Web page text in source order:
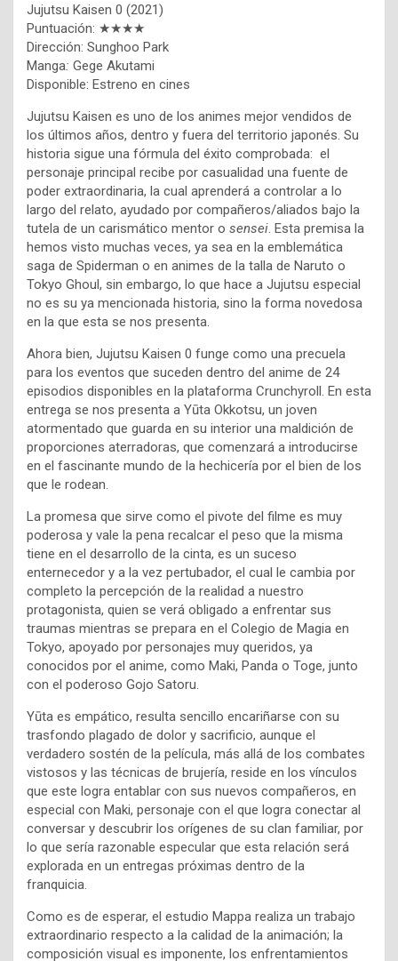
Jujutsu Kaisen 0 (2021)
Puntuación: ★★★★
Dirección: Sunghoo Park
Manga: Gege Akutami
Disponible: Estreno en cines
Jujutsu Kaisen es uno de los animes mejor vendidos de
los últimos años, dentro y fuera del territorio japonés. Su
historia sigue una fórmula del éxito comprobada: el
personaje principal recibe por casualidad una fuente de
poder extraordinaria, la cual aprenderá a controlar a lo
largo del relato, ayudado por compañeros/aliados bajo la
tutela de un carismático mentor o sensei. Esta premisa la
hemos visto muchas veces, ya sea en la emblemática
saga de Spiderman o en animes de la talla de Naruto o
Tokyo Ghoul, sin embargo, lo que hace a Jujutsu especial
no es su ya mencionada historia, sino la forma novedosa
en la que esta se nos presenta.
Ahora bien, Jujutsu Kaisen 0 funge como una precuela
para los eventos que suceden dentro del anime de 24
episodios disponibles en la plataforma Crunchyroll. En esta
entrega se nos presenta a Yūta Okkotsu, un joven
atormentado que guarda en su interior una maldición de
proporciones aterradoras, que comenzará a introducirse
en el fascinante mundo de la hechicería por el bien de los
que le rodean.
La promesa que sirve como el pivote del filme es muy
poderosa y vale la pena recalcar el peso que la misma
tiene en el desarrollo de la cinta, es un suceso
enternecedor y a la vez pertubador, el cual le cambia por
completo la percepción de la realidad a nuestro
protagonista, quien se verá obligado a enfrentar sus
traumas mientras se prepara en el Colegio de Magia en
Tokyo, apoyado por personajes muy queridos, ya
conocidos por el anime, como Maki, Panda o Toge, junto
con el poderoso Gojo Satoru.
Yūta es empático, resulta sencillo encariñarse con su
trasfondo plagado de dolor y sacrificio, aunque el
verdadero sostén de la película, más allá de los combates
vistosos y las técnicas de brujería, reside en los vínculos
que este logra entablar con sus nuevos compañeros, en
especial con Maki, personaje con el que logra conectar al
conversar y descubrir los orígenes de su clan familiar, por
lo que sería razonable especular que esta relación será
explorada en un entregas próximas dentro de la
franquicia.
Como es de esperar, el estudio Mappa realiza un trabajo
extraordinario respecto a la calidad de la animación; la
composición visual es imponente, los enfrentamientos